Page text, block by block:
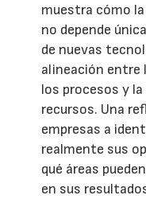
muestra cómo
no depende
de nuevas
alineación entre
los procesos y
recursos. Una
empresas a
realmente sus
qué áreas
en sus